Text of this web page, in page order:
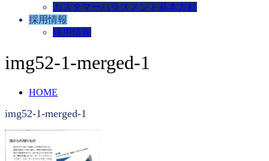
カスタマーハラスメント基本方針
採用情報
採用情報
img52-1-merged-1
HOME
img52-1-merged-1